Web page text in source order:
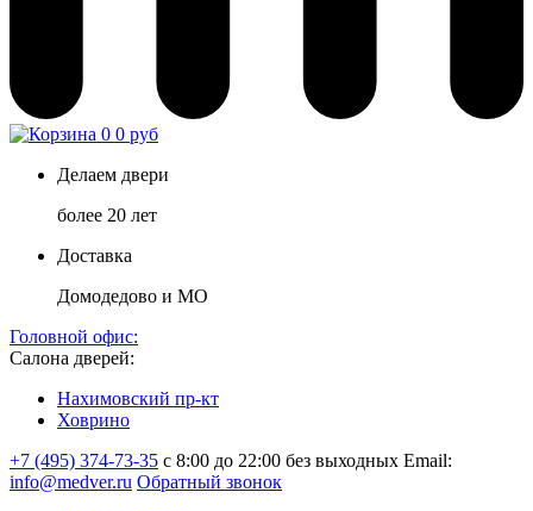
0 0 руб
Делаем двери
более 20 лет
Доставка
Домодедово и МО
Головной офис:
Салона дверей:
Нахимовский пр-кт
Ховрино
+7 (495) 374-73-35 с 8:00 до 22:00 без выходных Email:
info@medver.ru Обратный звонок